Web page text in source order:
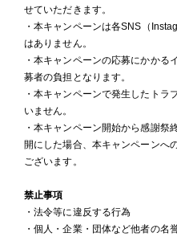
せていただきます。
・本キャンペーンは各SNS（
はありません。
・本キャンペーンの応募にかかる
募者の負担となります。
・本キャンペーンで発生したトラ
いません。
・本キャンペーン開始から感謝祭
開にした場合、本キャンペーンへ
ございます。
禁止事項
・法令等に違反する行為
・個人・企業・団体など他者の名